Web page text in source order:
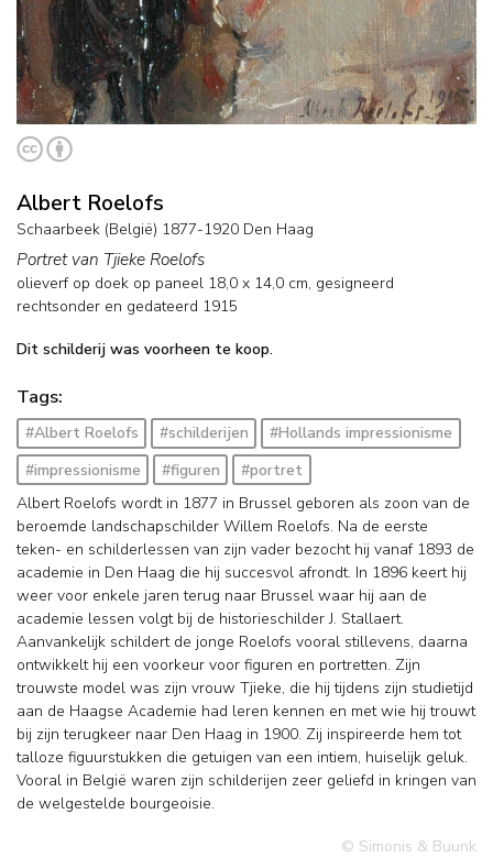
Albert Roelofs
Schaarbeek (België) 1877-1920 Den Haag
Portret van Tjieke Roelofs
olieverf op doek op paneel 18,0 x 14,0 cm, gesigneerd
rechtsonder en gedateerd 1915
Dit schilderij was voorheen te koop.
Tags:
#Albert Roelofs #schilderijen
#Hollands impressionisme
#impressionisme
#figuren
#portret
Albert Roelofs wordt in 1877 in Brussel geboren als zoon van de
beroemde landschapschilder Willem Roelofs. Na de eerste
teken- en schilderlessen van zijn vader bezocht hij vanaf 1893 de
academie in Den Haag die hij succesvol afrondt. In 1896 keert hij
weer voor enkele jaren terug naar Brussel waar hij aan de
academie lessen volgt bij de historieschilder J. Stallaert.
Aanvankelijk schildert de jonge Roelofs vooral stillevens, daarna
ontwikkelt hij een voorkeur voor figuren en portretten. Zijn
trouwste model was zijn vrouw Tjieke, die hij tijdens zijn studietijd
aan de Haagse Academie had leren kennen en met wie hij trouwt
bij zijn terugkeer naar Den Haag in 1900. Zij inspireerde hem tot
talloze figuurstukken die getuigen van een intiem, huiselijk geluk.
Vooral in België waren zijn schilderijen zeer geliefd in kringen van
de welgestelde bourgeoisie.
© Simonis & Buunk